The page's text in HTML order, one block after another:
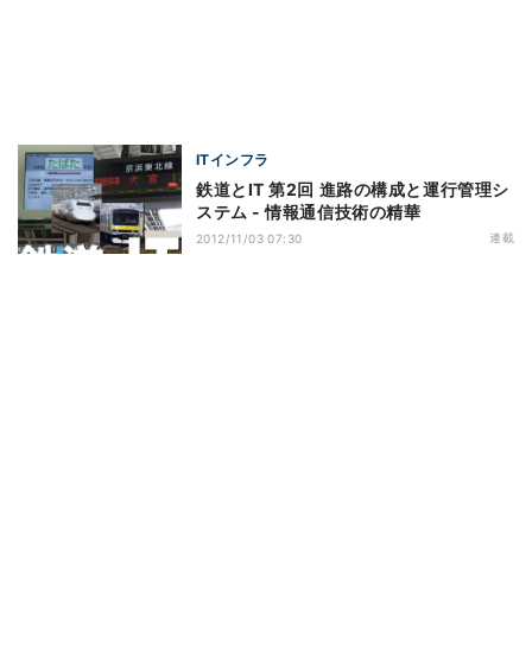
ITインフラ
鉄道とIT 第2回 進路の構成と運行管理シ
ステム - 情報通信技術の精華
2012/11/03 07:30 連載